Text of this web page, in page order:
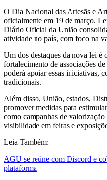
O Dia Nacional das Artesãs e
oficialmente em 19 de março.
Diário Oficial da União
atividade no país, com foco na
Um dos destaques da nova lei é
fortalecimento de associações
poderá apoiar essas iniciativas,
tradicionais.
Além disso, União, estados,
promover medidas para
como campanhas de
visibilidade em feiras e
Leia Também:
AGU se reúne com Discord e
plataforma